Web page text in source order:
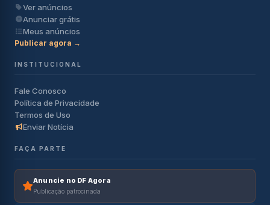
Ver anúncios
Anunciar grátis
Meus anúncios
Publicar agora →
INSTITUCIONAL
Fale Conosco
Política de Privacidade
Termos de Uso
Enviar Notícia
FAÇA PARTE
Anuncie no DF Agora
Publicação patrocinada